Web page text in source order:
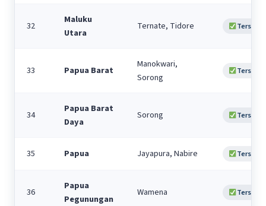
32
Maluku
Utara
Ternate, Tidore Tersedia
33 Papua Barat
Manokwari,
Sorong
Tersedia
34
Papua Barat
Daya
Sorong Tersedia
35 Papua Jayapura, Nabire Tersedia
36
Papua
Pegunungan
Wamena Tersedia